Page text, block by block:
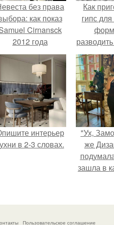
без права
как показ
Cirnansck
2012 года
подиум
в манифест против
принуждения.
Как
гипс
о
интерьер
в 2-3 словах.
"Ух,
же
зашла в
Пользовательское соглашение